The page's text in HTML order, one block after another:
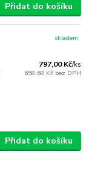
Přidat do košíku
797,00 Kč/ks
658,68 Kč bez DPH
skladem
Přidat do košíku